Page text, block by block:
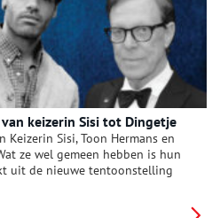
keizerin Sisi tot Dingetje
Sisi, Toon Hermans en
ze wel gemeen hebben is hun
uit de nieuwe tentoonstelling